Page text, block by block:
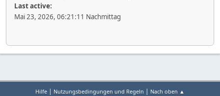
Last active:
Mai 23, 2026, 06:21:11 Nachmittag
Hilfe | Nutzungsbedingungen und Regeln | Nach oben ▲